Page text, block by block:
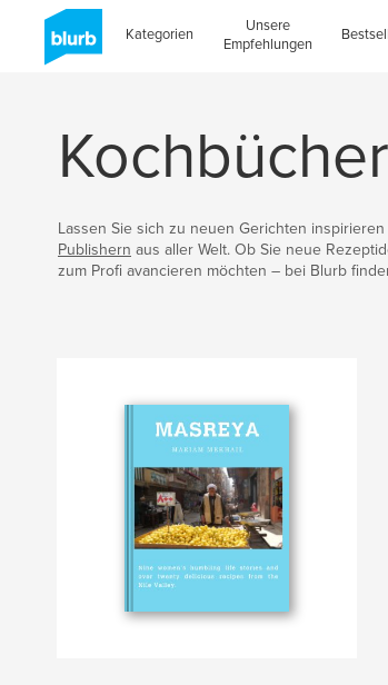
Kategorien
Unsere
Empfehlungen
Kochbücher
Lassen Sie sich zu neuen Gerichten
Publishern aus aller Welt. Ob Sie neue
zum Profi avancieren möchten – bei Blurb